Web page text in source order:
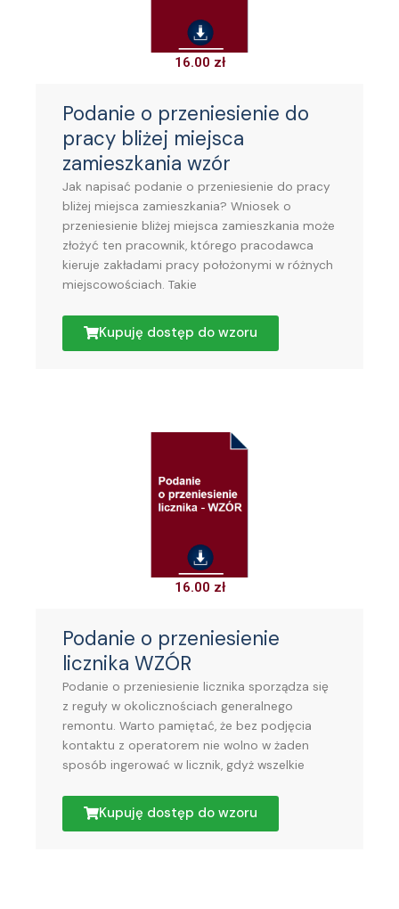
16.00 zł
Podanie o przeniesienie do
pracy bliżej miejsca
zamieszkania wzór
Jak napisać podanie o przeniesienie do pracy
bliżej miejsca zamieszkania? Wniosek o
przeniesienie bliżej miejsca zamieszkania może
złożyć ten pracownik, którego pracodawca
kieruje zakładami pracy położonymi w różnych
miejscowościach. Takie
Kupuję dostęp do wzoru
16.00 zł
Podanie o przeniesienie
licznika WZÓR
Podanie o przeniesienie licznika sporządza się
z reguły w okolicznościach generalnego
remontu. Warto pamiętać, że bez podjęcia
kontaktu z operatorem nie wolno w żaden
sposób ingerować w licznik, gdyż wszelkie
Kupuję dostęp do wzoru